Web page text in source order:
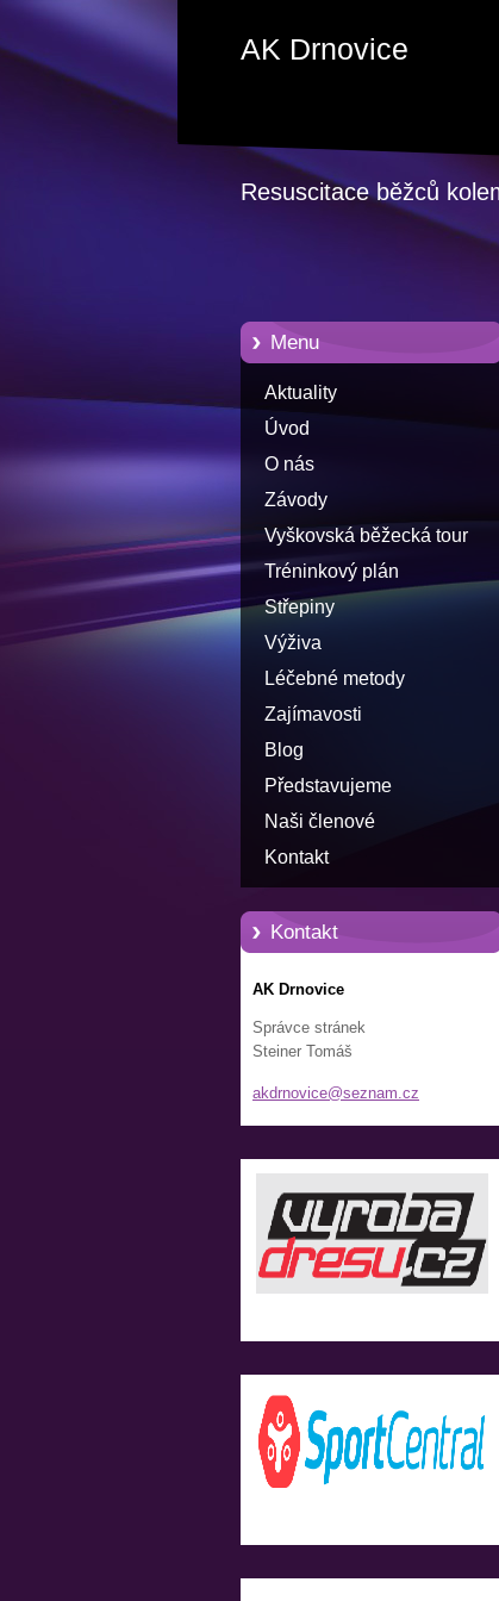
AK Drnovice
Resuscitace běžců
Menu
Aktuality
Úvod
O nás
Závody
Vyškovská běžecká tour
Tréninkový plán
Střepiny
Výživa
Léčebné metody
Zajímavosti
Blog
Představujeme
Naši členové
Kontakt
Kontakt
AK Drnovice
Správce stránek
Steiner Tomáš
akdrnovice@seznam.cz